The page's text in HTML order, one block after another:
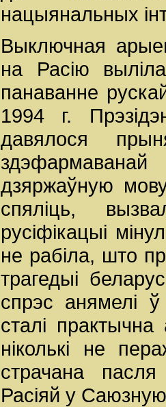
нацыянальных
Выключная
на Расію
панаванне
1994 г.
давялося
дзяржаўную
спяліць,
русіфікацыі
не рабіла, што
трагедыі
спрэс анямелі
сталі
ніколькі не
страчана
Расіяй у